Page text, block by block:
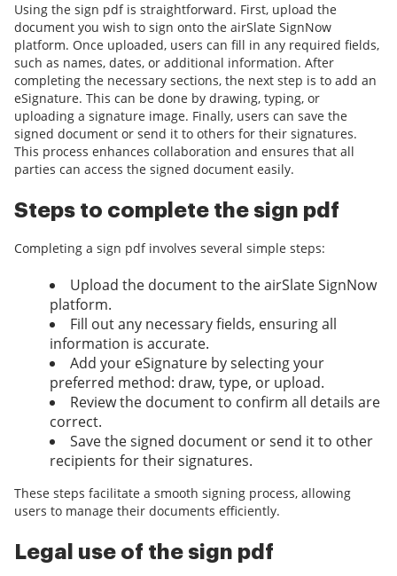
Using the sign pdf is straightforward. First, upload the
document you wish to sign onto the airSlate SignNow
platform. Once uploaded, users can fill in any required fields,
such as names, dates, or additional information. After
completing the necessary sections, the next step is to add an
eSignature. This can be done by drawing, typing, or
uploading a signature image. Finally, users can save the
signed document or send it to others for their signatures.
This process enhances collaboration and ensures that all
parties can access the signed document easily.
Steps to complete the sign pdf
Completing a sign pdf involves several simple steps:
Upload the document to the airSlate SignNow
platform.
Fill out any necessary fields, ensuring all
information is accurate.
Add your eSignature by selecting your
preferred method: draw, type, or upload.
Review the document to confirm all details are
correct.
Save the signed document or send it to other
recipients for their signatures.
These steps facilitate a smooth signing process, allowing
users to manage their documents efficiently.
Legal use of the sign pdf